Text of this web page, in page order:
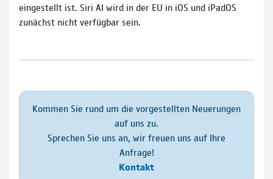
eingestellt ist. Siri AI wird in der EU in iOS und iPadOS
zunächst nicht verfügbar sein.
Kommen Sie rund um die vorgestellten Neuerungen
auf uns zu.
Sprechen Sie uns an, wir freuen uns auf Ihre
Anfrage!
Kontakt